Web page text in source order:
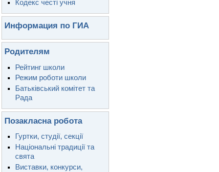
Кодекс честі учня
Информация по ГИА
Родителям
Рейтинг школи
Режим роботи школи
Батьківський комітет та
Рада
Позакласна робота
Гуртки, студії, секції
Національні традиції та
свята
Виставки, конкурси,